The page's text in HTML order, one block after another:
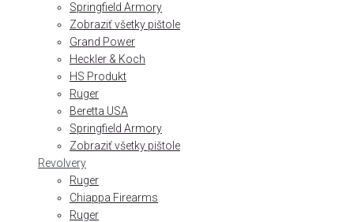
Springfield Armory
Zobraziť všetky pištole
Grand Power
Heckler & Koch
HS Produkt
Ruger
Beretta USA
Springfield Armory
Zobraziť všetky pištole
Revolvery
Ruger
Chiappa Firearms
Ruger